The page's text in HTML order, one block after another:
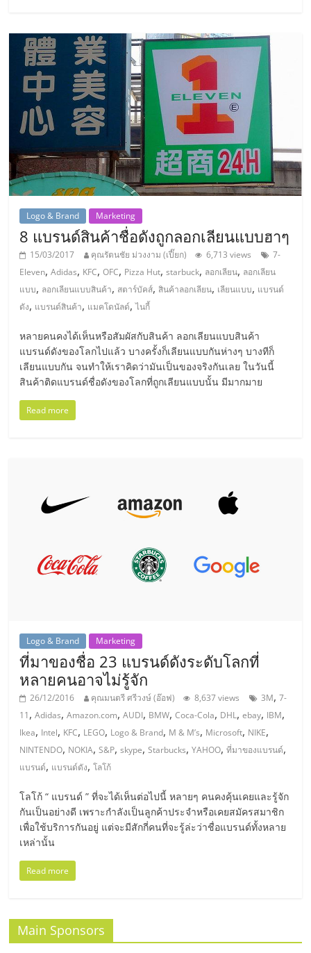
ลงทุน
น้อย
คืน
ทุน
ไว,
ที่
ปรึกษา
การ
ลงทุน
และ
ขา
แฟ
รน
ไชส์,
ศูนย์
รวม
แฟ
รน
ไชส์
พร้อม
ทำเล
สำหรับ
Logo & Brand Marketing
8 แบรนด์สินค้าชื่อดังถูกลอกเลียนแบบฮาๆ
15/03/2017 คุณรัตนชัย ม่วงงาม (เปี๊ยก) 6,713 views
7-
Eleven,Adidas, KFC,OFC, Pizza Hut,starbuck, ลอกเลียน, ลอกเลียน
แบบ, ลอกเลียนแบบสินค้า, สตาร์บัคส์,สินค้าลอกเลียน, เลียนแบบ, แบรนด์
ดัง, แบรนด์สินค้า, แมคโดนัลด์,ไนกี้
หลายคนคงได้เห็นหรือสัมผัสกับสินค้า ลอกเลียนแบบสินค้า
แบรนด์ดังของโลกไปแล้ว บางครั้งก็เลียนแบบกันห่างๆ บางทีก็
เลียนแบบกัน จนทำให้เราคิดว่ามันเป็นของจริงกันเลย ในวันนี้
สินค้าติดแบรนด์ชื่อดังของโลกที่ถูกเลียนแบบนั้น มีมากมาย
Read more
Logo & Brand Marketing
ที่มาของชื่อ 23 แบรนด์ดังระดับโลกที่
หลายคนอาจไม่รู้จัก
26/12/2016 คุณมนตรี ศรีวงษ์ (อ๊อฟ) 8,637 views 3M,7-
11,Adidas,Amazon.com,AUDI, BMW,Coca-Cola, DHL,ebay, IBM,
Ikea, Intel, KFC, LEGO, Logo & Brand, M & M’s, Microsoft, NIKE,
NINTENDO, NOKIA,S&P,skype,Starbucks,YAHOO,ที่มาของแบรนด์,
แบรนด์, แบรนด์ดัง,โลโก้
โลโก้ “ แบรนด์ ” ที่จะได้เห็นต่อไปนี้ หลายๆ คนคงคุ้นเคยและรู้จัก
กันเป็นอย่างดี เพราะกำลังเป็นลูกค้าประจำหรือเคยสมัครสมาชิก
เพื่อใช้บริการกันอยู่ แต่จะมีสักกี่คนที่จะรู้ล่ะว่าชื่อแบรนด์ทั้งหลาย
เหล่านั้น
Read more
Main Sponsors